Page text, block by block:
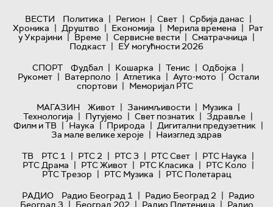
ВЕСТИ Политика | Регион | Свет | Србија данас |
Хроника | Друштво | Економија | Мерила времена | Рат
у Украјини | Време | Сервисне вести | Сматрачница |
Подкаст | ЕУ могућности 2026
СПОРТ
Фудбал | Кошарка | Тенис | Одбојка |
Рукомет | Ватерполо | Атлетика | Ауто-мото | Остали
спортови | Меморијал РТС
МАГАЗИН
Живот | Занимљивости | Музика |
Технологијa | Путујемо | Свет познатих | Здравље |
Филм и ТВ | Наука | Природа | Дигитални предузетник |
За мале велике хероје | Наизглед здрав
ТВ
РТС 1 | РТС 2 | РТС 3 | РТС Свет | РТС Наука |
РТС Драма | РТС Живот | РТС Класика | РТС Коло |
РТС Трезор | РТС Музика | РТС Полетарац
РАДИО
Радио Београд 1 | Радио Београд 2 | Радио
Београд 3 | Београд 202 | Радио Плетеница | Радио